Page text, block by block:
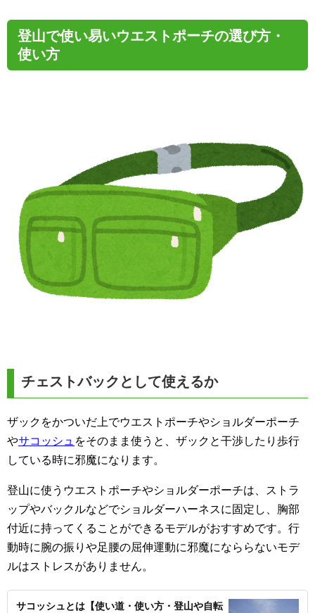
登山で使い易いウエストポーチの選び方・
使い方
チェストバックとして使えるか
ザックをかついだ上でウエストポーチやショルダーポーチ
やサコッシュ をそのまま使うと、ザックと干渉したり歩行
している時に邪魔になります。
登山に使うウエストポーチやショルダーポーチは、ストラ
ップやバックルなどでショルダーハーネスに固定し、胸部
付近に持ってくることができるモデルがおすすめです。行
動時に腕の振りや足腰の屈伸運動に邪魔になららないモデ
ルはストレスがありません。
サコッシュとは【使い道・使い方・登山や自転